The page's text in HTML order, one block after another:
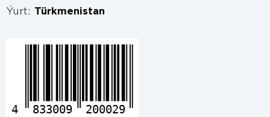
Ýurt: Türkmenistan
4 833009 200029